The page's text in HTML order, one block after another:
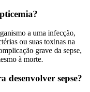
a uma infecção,
ou suas toxinas na
grave da sepse,
à morte.
desenvolver sepse?